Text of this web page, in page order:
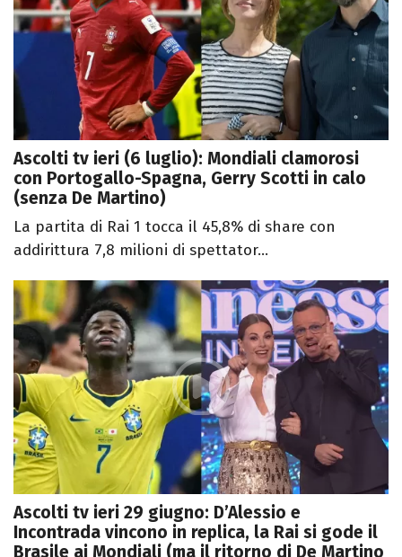
Ascolti tv ieri (6 luglio): Mondiali clamorosi
con Portogallo-Spagna, Gerry Scotti in calo
(senza De Martino)
La partita di Rai 1 tocca il 45,8% di share con
addirittura 7,8 milioni di spettator...
Ascolti tv ieri 29 giugno: D’Alessio e
Incontrada vincono in replica, la Rai si gode il
Brasile ai Mondiali (ma il ritorno di De Martino